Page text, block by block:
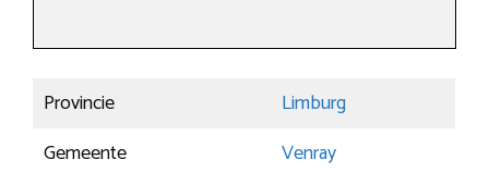
Provincie
Limburg
Gemeente
Venray